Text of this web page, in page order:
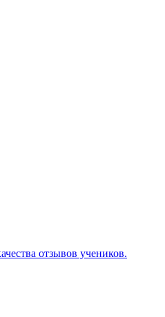
отзывов учеников.